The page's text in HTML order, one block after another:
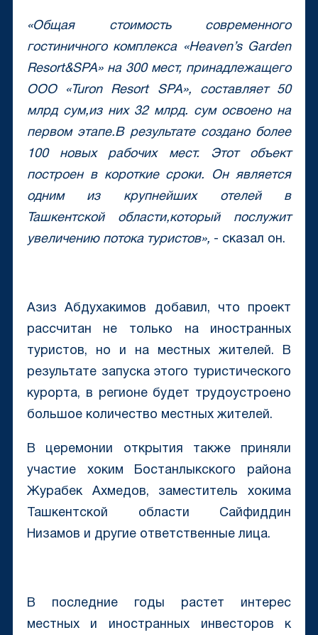
«Общая стоимость современного
гостиничного комплекса «Heaven’s Garden
Resort&SPA» на 300 мест, принадлежащего
ООО «Turon Resort SPA», составляет 50
млрд сум,из них 32 млрд. сум освоено на
первом этапе.В результате создано более
100 новых рабочих мест. Этот объект
построен в короткие сроки. Он является
одним из крупнейших отелей в
Ташкентской области,который послужит
увеличению потока туристов», - сказал он.
Азиз Абдухакимов добавил, что проект
рассчитан не только на иностранных
туристов, но и на местных жителей. В
результате запуска этого туристического
курорта, в регионе будет трудоустроено
большое количество местных жителей.
В церемонии открытия также приняли
участие хоким Бостанлыкского района
Журабек Ахмедов, заместитель хокима
Ташкентской области Сайфиддин
Низамов и другие ответственные лица.
В последние годы растет интерес
местных и иностранных инвесторов к